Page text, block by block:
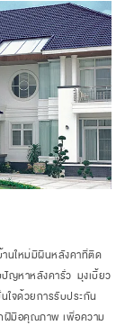
นใหม่มีผืนหลังคาที่ติด
ญหาหลังคารั่ว มุงเบี้ยว
ใจด้วยการรับประกัน
ฝีมือคุณภาพ เพื่อความ